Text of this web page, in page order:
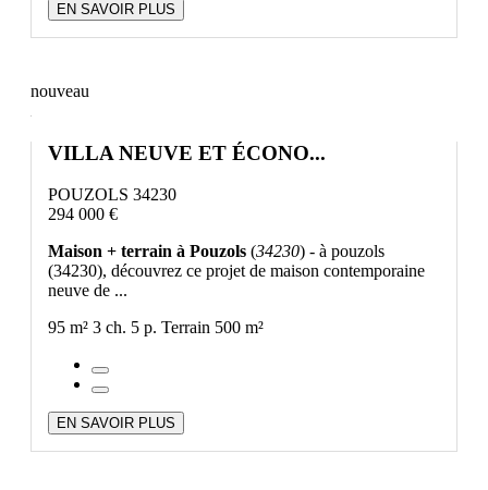
EN SAVOIR PLUS
nouveau
VILLA NEUVE ET ÉCONO...
POUZOLS 34230
294 000 €
Maison + terrain à Pouzols (34230) - à pouzols
(34230), découvrez ce projet de maison contemporaine
neuve de ...
95 m² 3 ch. 5 p. Terrain 500 m²
EN SAVOIR PLUS